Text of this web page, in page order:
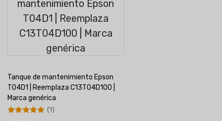
Tanque de mantenimiento Epson
T04D1 | Reemplaza C13T04D100 |
Marca genérica
(1)